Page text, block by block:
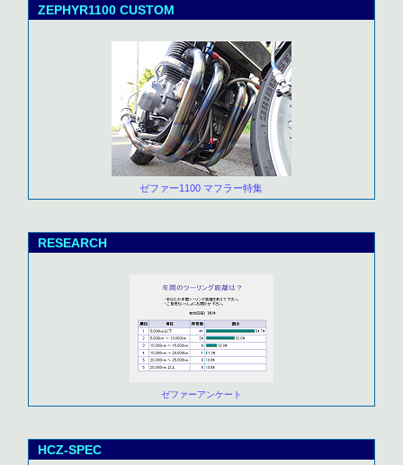
ZEPHYR1100 CUSTOM
ゼファー1100 マフラー特集
RESEARCH
ゼファーアンケート
HCZ-SPEC